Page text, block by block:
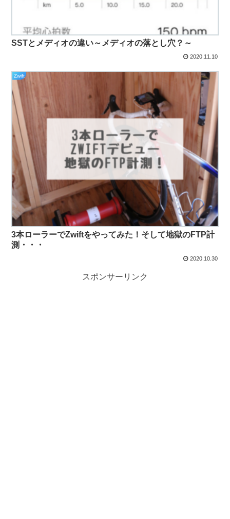
SSTとメディオの違い～メディオの落とし穴？～
2020.11.10
Zwift
3本ローラーでZwiftをやってみた！そして地獄のFTP計
測・・・
2020.10.30
スポンサーリンク